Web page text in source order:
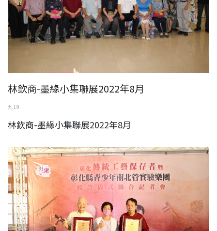
林欽商-墨緣小集聯展2022年8月
九 19
林欽商-墨緣小集聯展2022年8月